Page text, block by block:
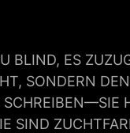
BLIND, ES
SONDERN
SIND